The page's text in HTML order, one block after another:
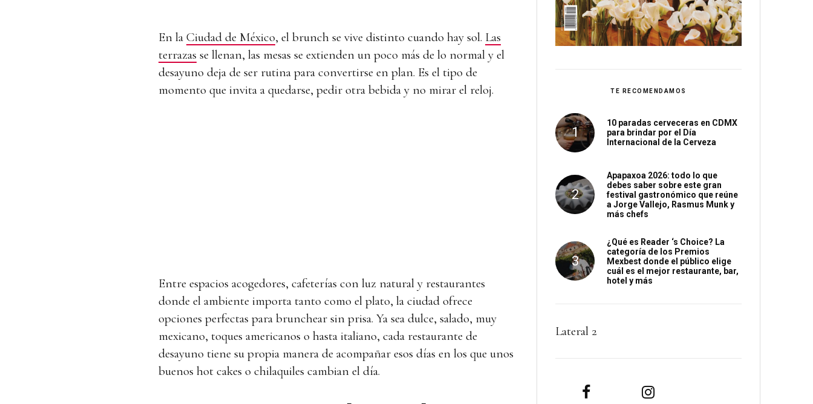
En la Ciudad de México, el brunch se vive distinto cuando hay sol. Las
terrazas se llenan, las mesas se extienden un poco más de lo normal y el
desayuno deja de ser rutina para convertirse en plan. Es el tipo de
momento que invita a quedarse, pedir otra bebida y no mirar el reloj.
Entre espacios acogedores, cafeterías con luz natural y restaurantes
donde el ambiente importa tanto como el plato, la ciudad ofrece
opciones perfectas para brunchear sin prisa. Ya sea dulce, salado, muy
mexicano, toques americanos o hasta italiano, cada restaurante de
desayuno tiene su propia manera de acompañar esos días en los que unos
buenos hot cakes o chilaquiles cambian el día.
TE RECOMENDAMOS
10 paradas cerveceras en CDMX
para brindar por el Día
Internacional de la Cerveza
Apapaxoa 2026: todo lo que
debes saber sobre este gran
festival gastronómico que reúne
a Jorge Vallejo, Rasmus Munk y
más chefs
¿Qué es Reader ‘s Choice? La
categoría de los Premios
Mexbest donde el público elige
cuál es el mejor restaurante, bar,
hotel y más
Lateral 2